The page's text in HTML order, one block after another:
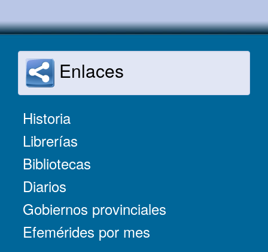
Enlaces
Historia
Librerías
Bibliotecas
Diarios
Gobiernos provinciales
Efemérides por mes